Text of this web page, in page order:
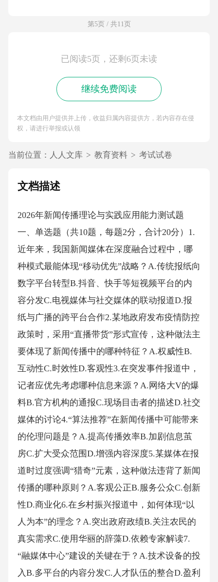
第5页 / 共11页
已阅读5页，还剩6页未读
继续免费阅读
本文档由用户提供并上传，收益归属内容提供方，若内容存在侵
权，请进行举报或认领
当前位置： 人人文库 > 教育资料 > 考试试卷
文档描述
2026年新闻传播理论与实践应用能力测试题
一、单选题（共10题，每题2分，合计20分）1.
近年来，我国新闻媒体在深度融合过程中，哪
种模式最能体现“移动优先”战略？A.传统报纸向
数字平台转型B.抖音、快手等短视频平台的内
容分发C.电视媒体与社交媒体的联动报道D.报
纸与广播的跨平台合作2.某地政府发布疫情防控
政策时，采用“直播带货”形式宣传，这种做法主
要体现了新闻传播中的哪种特征？A.权威性B.
互动性C.时效性D.客观性3.在突发事件报道中，
记者应优先考虑哪种信息来源？A.网络大V的爆
料B.官方机构的通报C.现场目击者的描述D.社交
媒体的讨论4.“算法推荐”在新闻传播中可能带来
的伦理问题是？A.提高传播效率B.加剧信息茧
房C.扩大受众范围D.增强内容深度5.某媒体在报
道时过度强调“猎奇”元素，这种做法违背了新闻
传播的哪种原则？A.客观公正B.服务公众C.创新
性D.商业化6.在乡村振兴报道中，如何体现“以
人为本”的理念？A.突出政府政绩B.关注农民的
真实需求C.使用华丽的辞藻D.依赖专家解读7.
“融媒体中心”建设的关键在于？A.技术设备的投
入B.多平台的内容分发C.人才队伍的整合D.盈利